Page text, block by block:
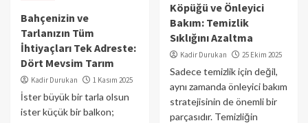
Bahçenizin ve
Tarlanızın Tüm
İhtiyaçları Tek Adreste:
Dört Mevsim Tarım
Kadir Durukan 1 Kasım 2025
İster büyük bir tarla olsun
ister küçük bir balkon;
Köpüğü ve Önleyici
Bakım: Temizlik
Sıklığını Azaltma
Kadir Durukan 25 Ekim 2025
Sadece temizlik için değil,
aynı zamanda önleyici bakım
stratejisinin de önemli bir
parçasıdır. Temizliğin